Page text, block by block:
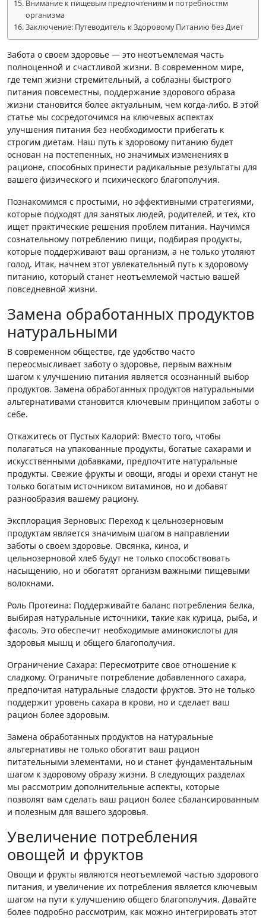
Внимание к пищевым предпочтениям и потребностям
организма
Заключение: Путеводитель к Здоровому Питанию без Диет
Забота о своем здоровье — это неотъемлемая часть
полноценной и счастливой жизни. В современном мире,
где темп жизни стремительный, а соблазны быстрого
питания повсеместны, поддержание здорового образа
жизни становится более актуальным, чем когда-либо. В этой
статье мы сосредоточимся на ключевых аспектах
улучшения питания без необходимости прибегать к
строгим диетам. Наш путь к здоровому питанию будет
основан на постепенных, но значимых изменениях в
рационе, способных принести радикальные результаты для
вашего физического и психического благополучия.
Познакомимся с простыми, но эффективными стратегиями,
которые подходят для занятых людей, родителей, и тех, кто
ищет практические решения проблем питания. Научимся
сознательному потреблению пищи, подбирая продукты,
которые поддерживают ваш организм, а не только утоляют
голод. Итак, начнем этот увлекательный путь к здоровому
питанию, который станет неотъемлемой частью вашей
повседневной жизни.
Замена обработанных продуктов
натуральными
В современном обществе, где удобство часто
переосмысливает заботу о здоровье, первым важным
шагом к улучшению питания является осознанный выбор
продуктов. Замена обработанных продуктов натуральными
альтернативами становится ключевым принципом заботы о
себе.
Откажитесь от Пустых Калорий: Вместо того, чтобы
полагаться на упакованные продукты, богатые сахарами и
искусственными добавками, предпочтите натуральные
продукты. Свежие фрукты и овощи, ягоды и орехи станут не
только богатым источником витаминов, но и добавят
разнообразия вашему рациону.
Эксплорация Зерновых: Переход к цельнозерновым
продуктам является значимым шагом в направлении
заботы о своем здоровье. Овсянка, киноа, и
цельнозерновой хлеб будут не только способствовать
насыщению, но и обогатят организм важными пищевыми
волокнами.
Роль Протеина: Поддерживайте баланс потребления белка,
выбирая натуральные источники, такие как курица, рыба, и
фасоль. Это обеспечит необходимые аминокислоты для
здоровья мышц и общего благополучия.
Ограничение Сахара: Пересмотрите свое отношение к
сладкому. Ограничьте потребление добавленного сахара,
предпочитая натуральные сладости фруктов. Это не только
поддержит уровень сахара в крови, но и сделает ваш
рацион более здоровым.
Замена обработанных продуктов на натуральные
альтернативы не только обогатит ваш рацион
питательными элементами, но и станет фундаментальным
шагом к здоровому образу жизни. В следующих разделах
мы рассмотрим дополнительные аспекты, которые
позволят вам сделать ваш рацион более сбалансированным
и полезным для вашего здоровья.
Увеличение потребления
овощей и фруктов
Овощи и фрукты являются неотъемлемой частью здорового
питания, и увеличение их потребления является ключевым
шагом на пути к улучшению общего благополучия. Давайте
более подробно рассмотрим, как можно интегрировать этот